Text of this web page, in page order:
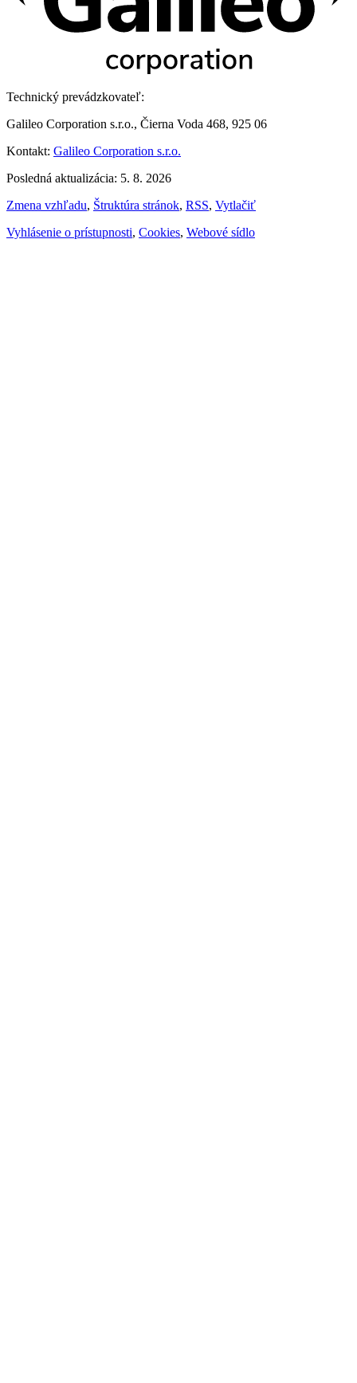
Technický prevádzkovateľ:
Galileo Corporation s.r.o., Čierna Voda 468, 925 06
Kontakt: Galileo Corporation s.r.o.
Posledná aktualizácia: 5. 8. 2026
Zmena vzhľadu, Štruktúra stránok, RSS, Vytlačiť
Vyhlásenie o prístupnosti, Cookies, Webové sídlo